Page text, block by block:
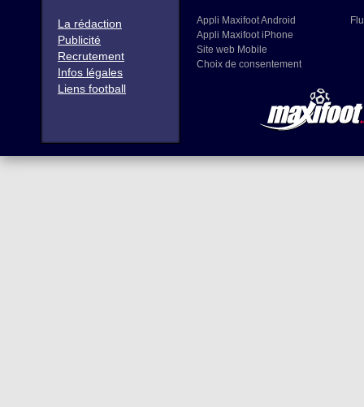
La rédaction
Publicité
Recrutement
Infos légales
Liens football
Appli Maxifoot Android
Appli Maxifoot iPhone
Site web Mobile
Choix de consentement